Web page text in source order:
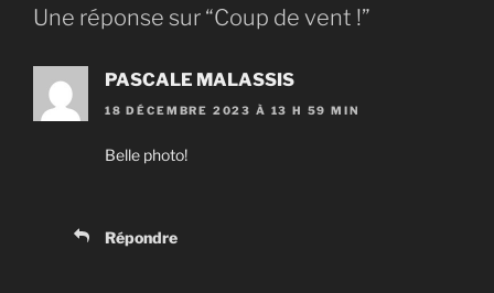
Une réponse sur “Coup de vent !”
PASCALE MALASSIS
18 DÉCEMBRE 2023 À 13 H 59 MIN
Belle photo!
Répondre